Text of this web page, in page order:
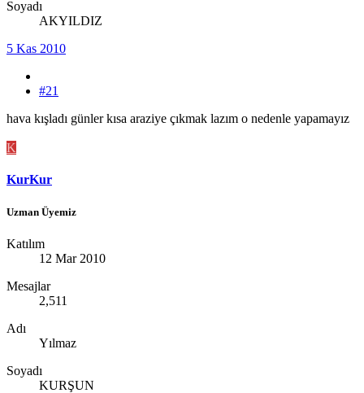
Soyadı
AKYILDIZ
5 Kas 2010
#21
hava kışladı günler kısa araziye çıkmak lazım o nedenle yapamayız
K
KurKur
Uzman Üyemiz
Katılım
12 Mar 2010
Mesajlar
2,511
Adı
Yılmaz
Soyadı
KURŞUN